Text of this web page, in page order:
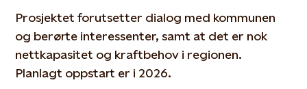
Prosjektet forutsetter dialog med kommunen
og berørte interessenter, samt at det er nok
nettkapasitet og kraftbehov i regionen.
Planlagt oppstart er i 2026.